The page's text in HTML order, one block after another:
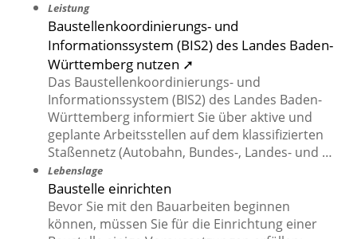
Leistung
Baustellenkoordinierungs- und
Informationssystem (BIS2) des Landes Baden-
Württemberg nutzen ➚
Das Baustellenkoordinierungs- und
Informationssystem (BIS2) des Landes Baden-
Württemberg informiert Sie über aktive und
geplante Arbeitsstellen auf dem klassifizierten
Staßennetz (Autobahn, Bundes-, Landes- und …
Lebenslage
Baustelle einrichten
Bevor Sie mit den Bauarbeiten beginnen
können, müssen Sie für die Einrichtung einer